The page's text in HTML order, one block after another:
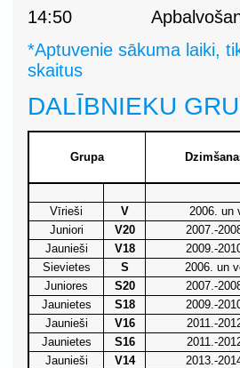
14:50
*Aptuvenie sākuma laiki,
skaitus
DALĪBNIEKU
Grupa
Vīrieši
V 2006. un
Juniori
V20 2007.-
Jaunieši
V18 2009.-
Sievietes
S 2006. un
Juniores
S20 2007.-
Jaunietes
S18 2009.-
Jaunieši
V16 2011.-
Jaunietes
S16 2011.-
Jaunieši
V14 2013.-